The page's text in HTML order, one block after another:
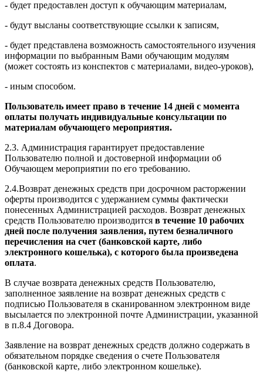
- будет предоставлен доступ к обучающим материалам,
- будут высланы соответствующие ссылки к записям,
- будет представлена возможность самостоятельного изучения
информации по выбранным Вами обучающим модулям
(может состоять из конспектов с материалами, видео-уроков),
- иным способом.
Пользователь имеет право в течение 14 дней с момента
оплаты получать индивидуальные консультации по
материалам обучающего мероприятия.
2.3. Администрация гарантирует предоставление
Пользователю полной и достоверной информации об
Обучающем мероприятии по его требованию.
2.4.Возврат денежных средств при досрочном расторжении
оферты производится с удержанием суммы фактически
понесенных Администрацией расходов. Возврат денежных
средств Пользователю производится в течение 10 рабочих
дней после получения заявления, путем безналичного
перечисления на счет (банковской карте, либо
электронного кошелька), с которого была произведена
оплата.
В случае возврата денежных средств Пользователю,
заполненное заявление на возврат денежных средств с
подписью Пользователя в сканированном электронном виде
высылается по электронной почте Администрации, указанной
в п.8.4 Договора.
Заявление на возврат денежных средств должно содержать в
обязательном порядке сведения о счете Пользователя
(банковской карте, либо электронном кошельке).